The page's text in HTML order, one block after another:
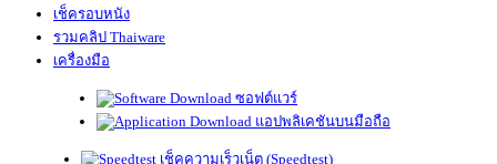
เช็ครอบหนัง
รวมคลิป Thaiware
เครื่องมือ
ซอฟต์แวร์
แอปพลิเคชันบนมือถือ
เช็คความเร็วเน็ต (Speedtest)